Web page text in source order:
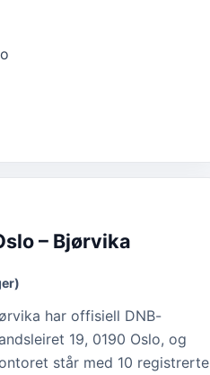
– Bjørvika
har offisiell DNB-
19, 0190 Oslo, og
står med 10 registrerte